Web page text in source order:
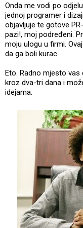
Onda me vodi po
jednoj programer i
objavljuje te gotove
pazi!, moj podređeni.
moju ulogu u firmi.
da ga boli kurac.
Eto. Radno mjesto
kroz dva-tri dana i
idejama.